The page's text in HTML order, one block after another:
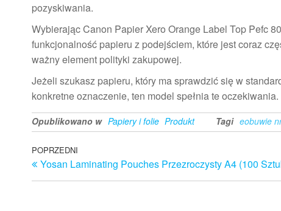
pozyskiwania.
Wybierając Canon Papier Xero Orange Label Top Pefc
funkcjonalność papieru z podejściem, które jest coraz
ważny element polityki zakupowej.
Jeżeli szukasz papieru, który ma sprawdzić się w
konkretne oznaczenie, ten model spełnia te oczekiwania.
Opublikowano w Papiery i folie Produkt Tagi eobuwie
Nawigacja
wpisu
Poprzedni
wpis
POPRZEDNI
Yosan Laminating Pouches Przezroczysty A4 (100